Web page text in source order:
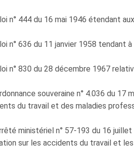
n° 444 du 16 mai 1946 étendant
n° 636 du 11 janvier 1958 tendant
n° 830 du 28 décembre 1967
souveraine n° 4.036 du
du travail et des maladies
ministériel n° 57-193 du 16
sur les accidents du travail et